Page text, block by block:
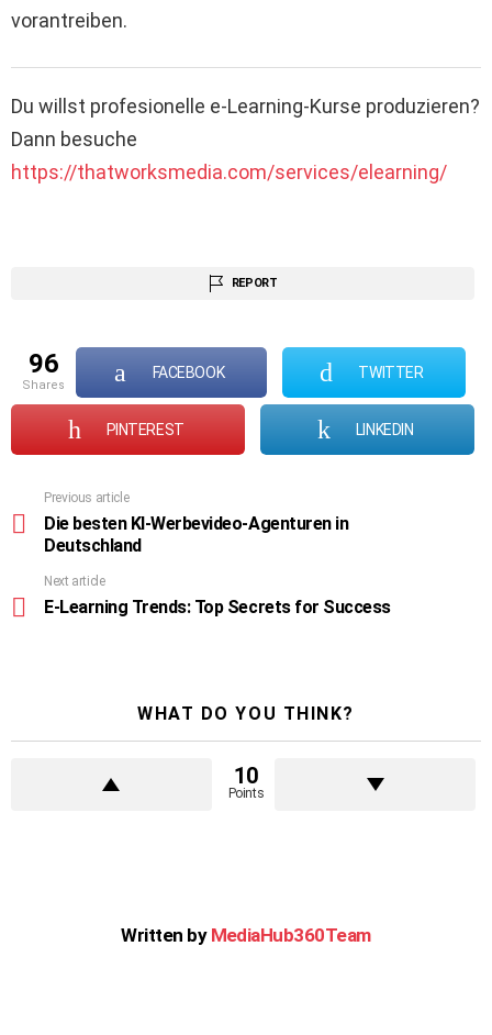
vorantreiben.
Du willst profesionelle e-Learning-Kurse produzieren?
Dann besuche
https://thatworksmedia.com/services/elearning/
REPORT
96
shares
FACEBOOK TWITTER
PINTEREST LINKEDIN
more
Previous article
Die besten KI-Werbevideo-Agenturen in
Deutschland
Next article
E-Learning Trends: Top Secrets for Success
WHAT DO YOU THINK?
10
Points
Written by MediaHub360Team